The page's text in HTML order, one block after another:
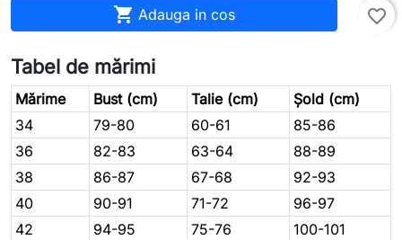
 Adauga in cos favorite_border
Tabel de mărimi
Mărime Bust (cm) Talie (cm)
Șold (cm)
34
79-80 60-61
85-86
36
82-83 63-64
88-89
38
86-87 67-68
92-93
40
90-91 71-72
96-97
42
94-95 75-76
100-101